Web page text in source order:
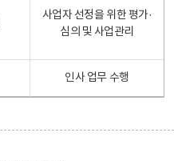
사업자 선정을 위한 평가·
심의 및 사업관리
인사 업무 수행